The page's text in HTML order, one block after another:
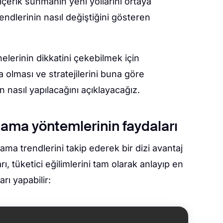
nasıl değiştiğini gösteren
dikkatini çekebilmek için
olması ve stratejilerini buna göre
yapılacağını açıklayacağız.
yöntemlerinin faydaları
trendlerini takip ederek bir dizi avantaj
tüketici eğilimlerini tam olarak anlayıp en
yapabilir: